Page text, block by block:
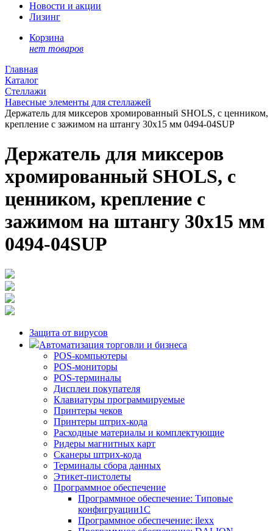
Новости и акции
Лизинг
Корзина
нет товаров
Главная
Каталог
Стеллажи
Навесные элементы для стеллажей
Держатель для миксеров хромированный SHOLS, с ценником,
крепление с зажимом на штангу 30х15 мм 0494-04SUP
Держатель для миксеров
хромированный SHOLS, с
ценником, крепление с
зажимом на штангу 30х15 мм
0494-04SUP
Защита от вирусов
Автоматизация торговли и бизнеса
POS-компьютеры
POS-мониторы
POS-терминалы
Дисплеи покупателя
Клавиатуры программируемые
Принтеры чеков
Принтеры штрих-кода
Расходные материалы и комплектующие
Ридеры магнитных карт
Сканеры штрих-кода
Терминалы сбора данных
Этикет-пистолеты
Программное обеспечение
Программное обеспечение: Типовые
конфигруации1С
Программное обеспечение: ilexx